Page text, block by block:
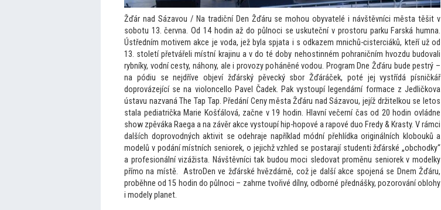
Žďár nad Sázavou / Na tradiční Den Žďáru se mohou obyvatelé i návštěvníci města těšit v
sobotu 13. června. Od 14 hodin až do půlnoci se uskuteční v prostoru parku Farská humna.
Ústředním motivem akce je voda, jež byla spjata i s odkazem mnichů-cisterciáků, kteří už od
13. století přetvářeli místní krajinu a v do té doby nehostinném pohraničním hvozdu budovali
rybníky, vodní cesty, náhony, ale i provozy poháněné vodou. Program Dne Žďáru bude pestrý –
na pódiu se nejdříve objeví žďárský pěvecký sbor Žďáráček, poté jej vystřídá písničkář
doprovázející se na violoncello Pavel Čadek. Pak vystoupí legendární formace z Jedličkova
ústavu nazvaná The Tap Tap. Předání Ceny města Žďáru nad Sázavou, jejíž držitelkou se letos
stala pediatrička Marie Košťálová, začne v 19 hodin. Hlavní večerní čas od 20 hodin ovládne
show zpěváka Raega a na závěr akce vystoupí hip-hopové a rapové duo Fredy & Krasty. V rámci
dalších doprovodných aktivit se odehraje například módní přehlídka originálních klobouků a
modelů v podání místních seniorek, o jejichž vzhled se postarají studenti žďárské „obchodky“
a profesionální vizážista. Návštěvníci tak budou moci sledovat proměnu seniorek v modelky
přímo na místě. AstroDen ve žďárské hvězdárně, což je další akce spojená se Dnem Žďáru,
proběhne od 15 hodin do půlnoci – zahrne tvořivé dílny, odborné přednášky, pozorování oblohy
i modely planet.